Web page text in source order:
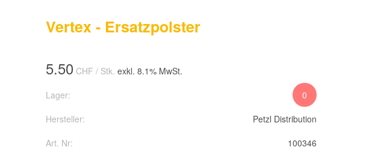
Vertex - Ersatzpolster
5.50 CHF / Stk. exkl. 8.1% MwSt.
Lager:
0
Hersteller:
Petzl Distribution
Art. Nr:
100346